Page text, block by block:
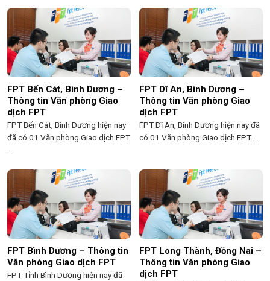
FPT Bến Cát, Bình Dương –
Thông tin Văn phòng Giao
dịch FPT
FPT Bến Cát, Bình Dương hiện nay
đã có 01 Văn phòng Giao dịch FPT
...
FPT Dĩ An, Bình Dương –
Thông tin Văn phòng Giao
dịch FPT
FPT Dĩ An, Bình Dương hiện nay đã
có 01 Văn phòng Giao dịch FPT ...
FPT Bình Dương – Thông tin
Văn phòng Giao dịch FPT
FPT Tỉnh Bình Dương hiện nay đã
FPT Long Thành, Đồng Nai –
Thông tin Văn phòng Giao
dịch FPT